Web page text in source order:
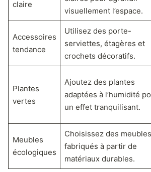
claire
visuellement l’espace.
Accessoires
tendance
Utilisez des porte-
serviettes, étagères et
crochets décoratifs.
Plantes
vertes
Ajoutez des plantes
adaptées à l’humidité
un effet tranquilisant.
Meubles
écologiques
Choisissez des meubles
fabriqués à partir de
matériaux durables.